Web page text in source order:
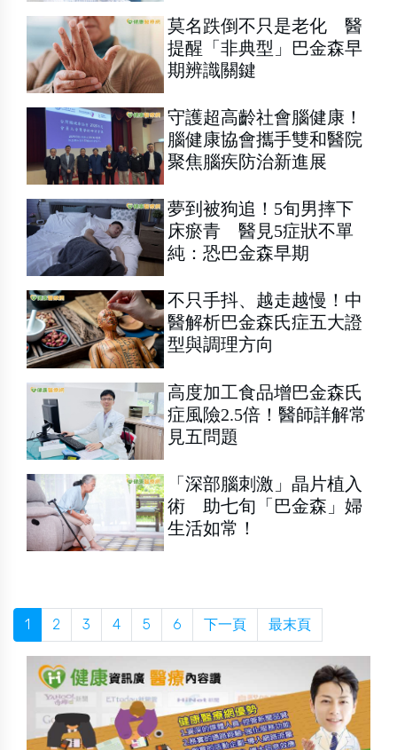
莫名跌倒不只是老化 醫
提醒「非典型」巴金森早
期辨識關鍵
守護超高齡社會腦健康！
腦健康協會攜手雙和醫院
聚焦腦疾防治新進展
夢到被狗追！5旬男摔下
床瘀青 醫見5症狀不單
純：恐巴金森早期
不只手抖、越走越慢！中
醫解析巴金森氏症五大證
型與調理方向
高度加工食品增巴金森氏
症風險2.5倍！醫師詳解常
見五問題
「深部腦刺激」晶片植入
術 助七旬「巴金森」婦
生活如常！
1 2 3 4 5 6 下一頁 最末頁